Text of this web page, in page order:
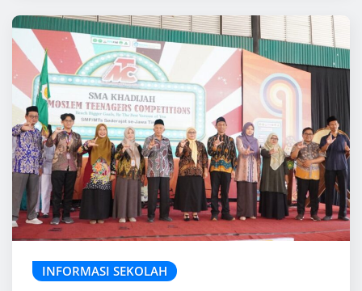
INFORMASI SEKOLAH